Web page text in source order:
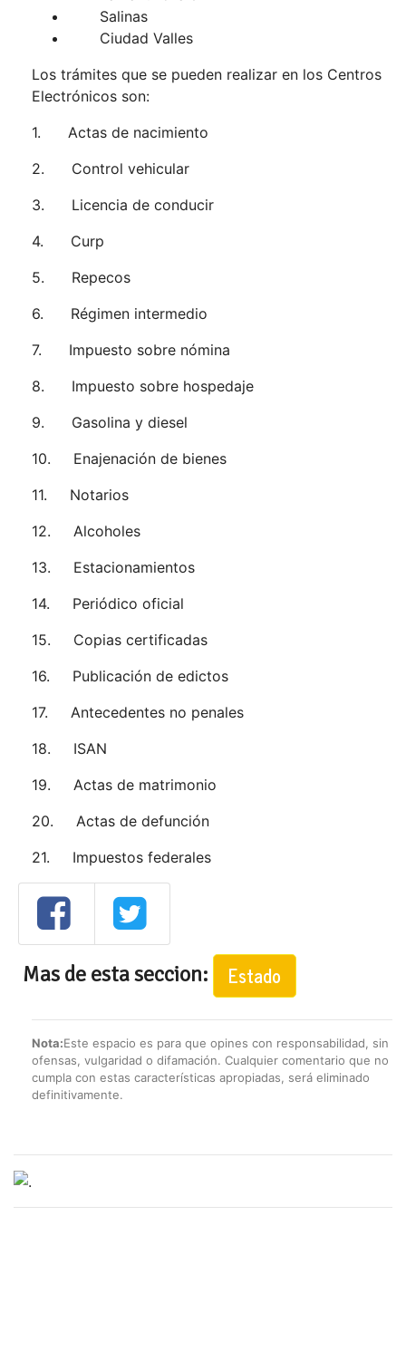
Salinas
Ciudad Valles
Los trámites que se pueden realizar en los Centros
Electrónicos son:
1. Actas de nacimiento
2. Control vehicular
3. Licencia de conducir
4. Curp
5. Repecos
6. Régimen intermedio
7. Impuesto sobre nómina
8. Impuesto sobre hospedaje
9. Gasolina y diesel
10. Enajenación de bienes
11. Notarios
12. Alcoholes
13. Estacionamientos
14. Periódico oficial
15. Copias certificadas
16. Publicación de edictos
17. Antecedentes no penales
18. ISAN
19. Actas de matrimonio
20. Actas de defunción
21. Impuestos federales
Mas de esta seccion: Estado
Nota:Este espacio es para que opines con responsabilidad, sin
ofensas, vulgaridad o difamación. Cualquier comentario que no
cumpla con estas características apropiadas, será eliminado
definitivamente.